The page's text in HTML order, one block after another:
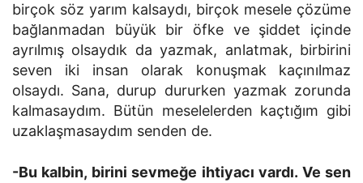
birçok söz yarım kalsaydı, birçok mesele çözüme
bağlanmadan büyük bir öfke ve şiddet içinde
ayrılmış olsaydık da yazmak, anlatmak, birbirini
seven iki insan olarak konuşmak kaçınılmaz
olsaydı. Sana, durup dururken yazmak zorunda
kalmasaydım. Bütün meselelerden kaçtığım gibi
uzaklaşmasaydım senden de.
-Bu kalbin, birini sevmeğe ihtiyacı vardı. Ve sen